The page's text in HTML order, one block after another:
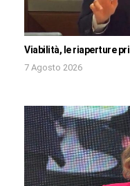
Viabilità, le riaperture
7 Agosto 2026